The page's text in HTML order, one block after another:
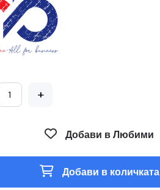
+
Добави в Любими
Добави в количката